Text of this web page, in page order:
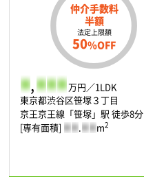
仲介手数料
半額
法定上限額
50%OFF
- ,- - - 万円／1LDK
東京都渋谷区笹塚３丁目
京王京王線「笹塚」駅 徒歩8分
[専有面積] - - .- - m2